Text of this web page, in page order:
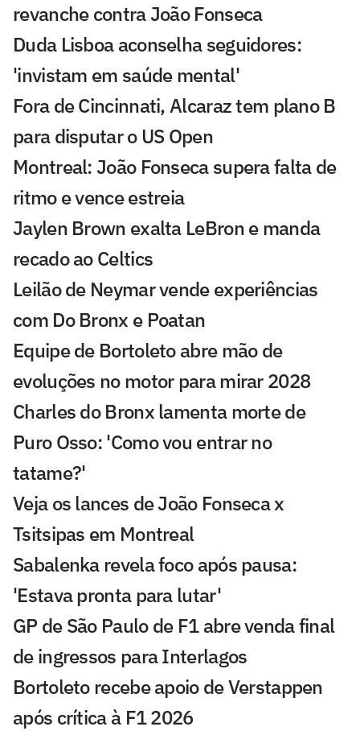
revanche contra João Fonseca
Duda Lisboa aconselha seguidores:
'invistam em saúde mental'
Fora de Cincinnati, Alcaraz tem plano B
para disputar o US Open
Montreal: João Fonseca supera falta de
ritmo e vence estreia
Jaylen Brown exalta LeBron e manda
recado ao Celtics
Leilão de Neymar vende experiências
com Do Bronx e Poatan
Equipe de Bortoleto abre mão de
evoluções no motor para mirar 2028
Charles do Bronx lamenta morte de
Puro Osso: 'Como vou entrar no
tatame?'
Veja os lances de João Fonseca x
Tsitsipas em Montreal
Sabalenka revela foco após pausa:
'Estava pronta para lutar'
GP de São Paulo de F1 abre venda final
de ingressos para Interlagos
Bortoleto recebe apoio de Verstappen
após crítica à F1 2026